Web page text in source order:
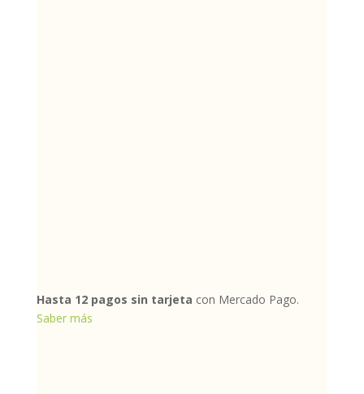
Hasta 12 pagos sin tarjeta con Mercado Pago.
Saber más